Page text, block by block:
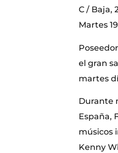
C / Baja,
Martes
el gran
martes
Durante
España,
músicos
Kenny